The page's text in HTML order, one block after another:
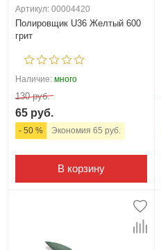
Артикул: 00004420
Полировщик U36 Желтый 600
грит
Наличие: много
130 руб.
65 руб.
- 50 % Экономия 65 руб.
В корзину